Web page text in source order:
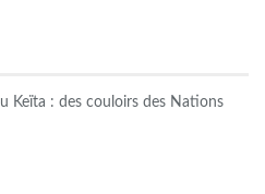
Keïta : des couloirs des Nations